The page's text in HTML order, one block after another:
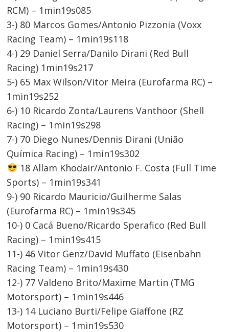
RCM) – 1min19s085
3-) 80 Marcos Gomes/Antonio Pizzonia (Voxx
Racing Team) – 1min19s118
4-) 29 Daniel Serra/Danilo Dirani (Red Bull
Racing) 1min19s217
5-) 65 Max Wilson/Vitor Meira (Eurofarma RC) –
1min19s252
6-) 10 Ricardo Zonta/Laurens Vanthoor (Shell
Racing) – 1min19s298
7-) 70 Diego Nunes/Dennis Dirani (União
Química Racing) – 1min19s302
18 Allam Khodair/Antonio F. Costa (Full Time
Sports) – 1min19s341
9-) 90 Ricardo Mauricio/Guilherme Salas
(Eurofarma RC) – 1min19s345
10-) 0 Cacá Bueno/Ricardo Sperafico (Red Bull
Racing) – 1min19s415
11-) 46 Vitor Genz/David Muffato (Eisenbahn
Racing Team) – 1min19s430
12-) 77 Valdeno Brito/Maxime Martin (TMG
Motorsport) – 1min19s446
13-) 14 Luciano Burti/Felipe Giaffone (RZ
Motorsport) – 1min19s530
Navegação
de
Post